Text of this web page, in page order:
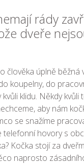
rády
dveře
člověka úplně běžná
koupelny, do
klidu. Někdy kvůli
aby nám
se snažíme
telefonní hovory s
Kočka stojí za
naprosto